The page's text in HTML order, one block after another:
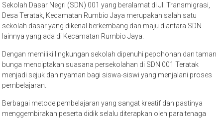
Sekolah Dasar Negri (SDN) 001 yang beralamat di Jl. Transmigrasi,
Desa Teratak, Kecamatan Rumbio Jaya merupakan salah satu
sekolah dasar yang dikenal berkembang dan maju diantara SDN
lainnya yang ada di Kecamatan Rumbio Jaya.
Dengan memiliki lingkungan sekolah dipenuhi pepohonan dan taman
bunga menciptakan suasana persekolahan di SDN 001 Teratak
menjadi sejuk dan nyaman bagi siswa-siswi yang menjalani proses
pembelajaran.
Berbagai metode pembelajaran yang sangat kreatif dan pastinya
menggembirakan peserta didik selalu diterapkan oleh para tenaga